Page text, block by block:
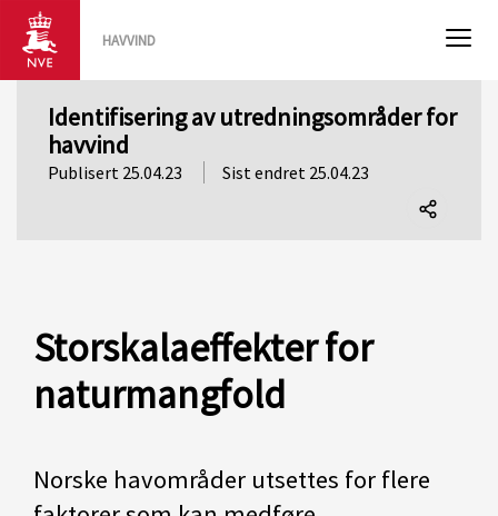
HAVVIND
Identifisering av utredningsområder for
havvind
Publisert 25.04.23 Sist endret 25.04.23
Storskalaeffekter for
naturmangfold
Norske havområder utsettes for flere